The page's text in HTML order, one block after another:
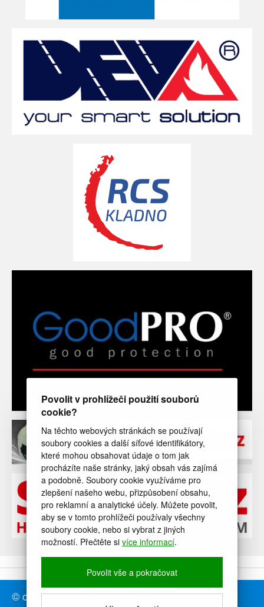
Povolit v prohlížeči použití souborů
cookie?
Na těchto webových stránkách se používají
soubory cookies a další síťové identifikátory,
které mohou obsahovat údaje o tom jak
procházíte naše stránky, jaký obsah vás zajímá
a podobně. Soubory cookie využíváme pro
zlepšení našeho webu, přizpůsobení obsahu,
pro reklamní a analytické účely. Můžete povolit,
aby se v tomto prohlížeči používaly všechny
soubory cookie, nebo si vybrat z jiných
možností. Přečtěte si více informací.
Povolit vše a pokračovat
© copyright ČHSF - Česká Hasičská Sportovní